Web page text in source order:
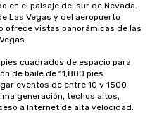
en el paisaje del sur de Nevada.
Las Vegas y del aeropuerto
ofrece vistas panorámicas de las
cuadrados de espacio para
de baile de 11,800 pies
eventos de entre 10 y 1500
generación, techos altos,
a Internet de alta velocidad.